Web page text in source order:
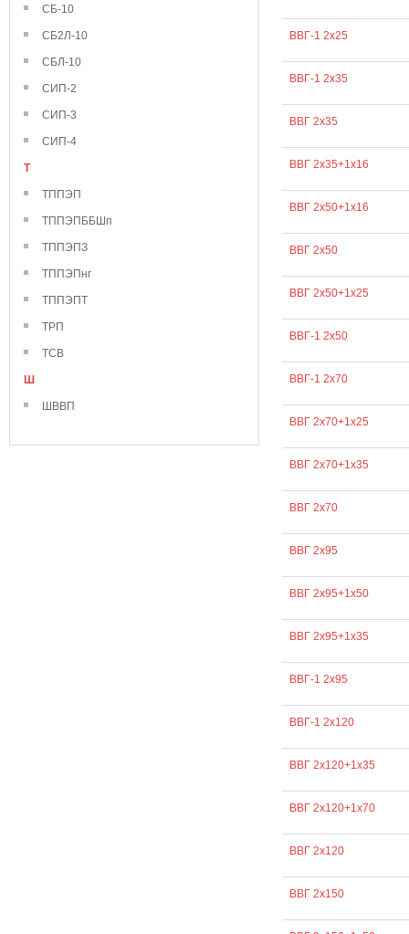
СБ-10
СБ2Л-10
СБЛ-10
СИП-2
СИП-3
СИП-4
Т
ТППЭП
ТППЭПББШп
ТППЭПЗ
ТППЭПнг
ТППЭПТ
ТРП
ТСВ
Ш
ШВВП
ВВГ-1 2х25
ВВГ-1 2х35
ВВГ 2х35
ВВГ 2х35+1х16
ВВГ 2х50+1х16
ВВГ 2х50
ВВГ 2х50+1х25
ВВГ-1 2х50
ВВГ-1 2х70
ВВГ 2х70+1х25
ВВГ 2х70+1х35
ВВГ 2х70
ВВГ 2х95
ВВГ 2х95+1х50
ВВГ 2х95+1х35
ВВГ-1 2х95
ВВГ-1 2х120
ВВГ 2х120+1х35
ВВГ 2х120+1х70
ВВГ 2х120
ВВГ 2х150